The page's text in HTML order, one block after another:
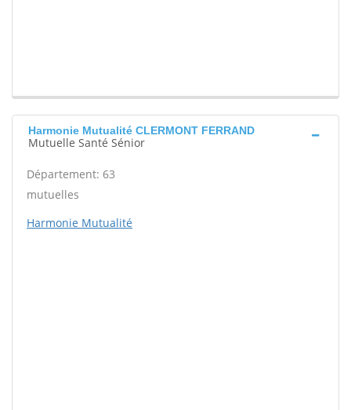
Harmonie Mutualité CLERMONT FERRAND
Mutuelle Santé Sénior
Département: 63
mutuelles
Harmonie Mutualité